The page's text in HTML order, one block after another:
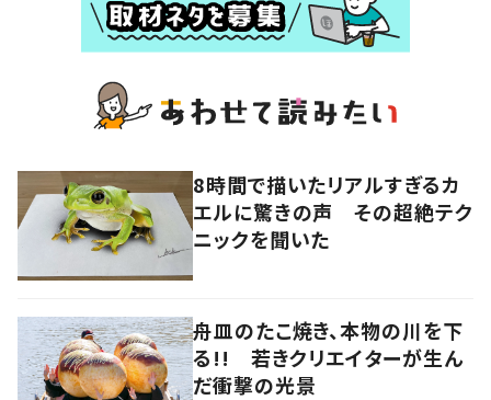
8時間で描いたリアルすぎるカ
エルに驚きの声 その超絶テク
ニックを聞いた
舟皿のたこ焼き、本物の川を下
る!! 若きクリエイターが生ん
だ衝撃の光景